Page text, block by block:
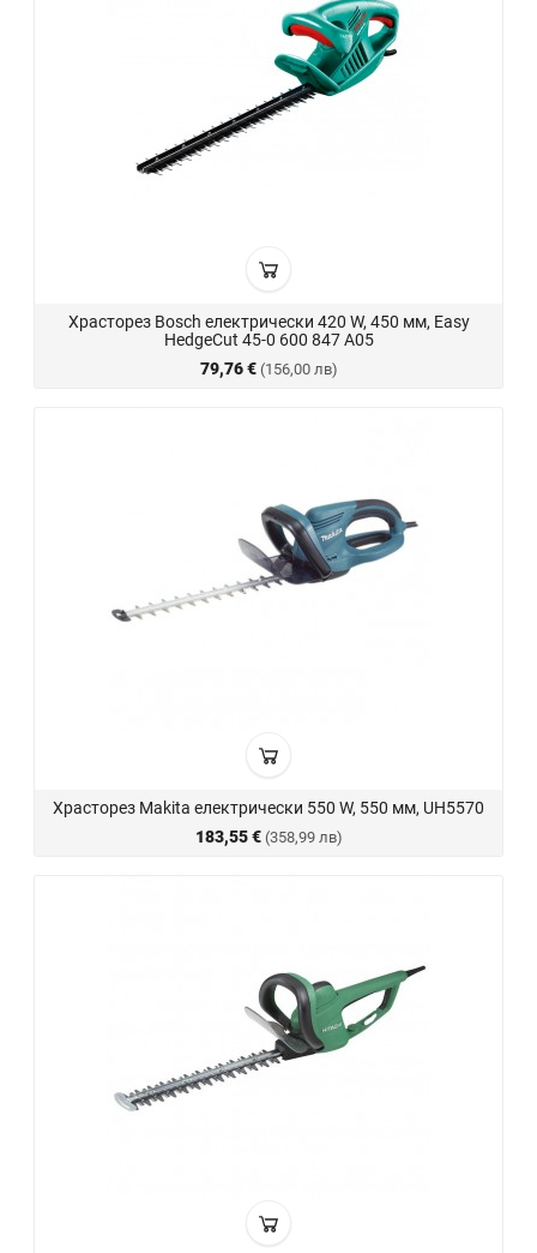
Храсторез Bosch електрически 420 W, 450 мм, Easy
HedgeCut 45-0 600 847 A05
79,76 € (156,00 лв)
Храсторез Makita електрически 550 W, 550 мм, UH5570
183,55 € (358,99 лв)